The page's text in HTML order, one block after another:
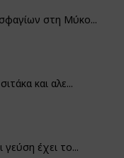
στη Μύκο...
και αλε...
γεύση έχει το...